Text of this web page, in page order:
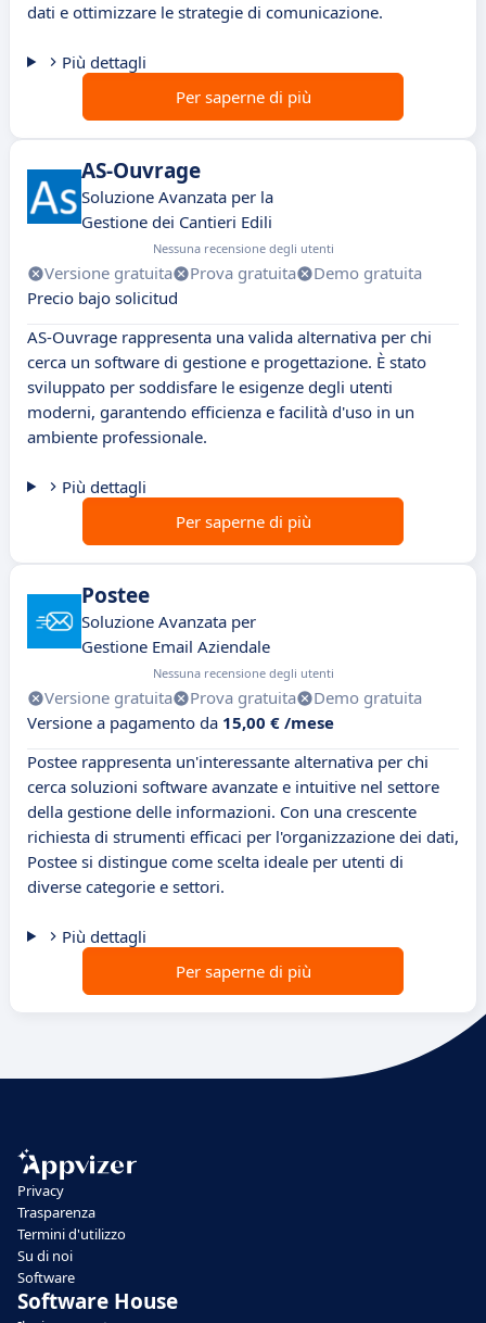
dati e ottimizzare le strategie di comunicazione.
Più dettagli
Per saperne di più
AS-Ouvrage
Soluzione Avanzata per la
Gestione dei Cantieri Edili
Nessuna recensione degli utenti
Versione gratuita Prova gratuita
Demo gratuita
Precio bajo solicitud
AS-Ouvrage rappresenta una valida alternativa per chi
cerca un software di gestione e progettazione. È stato
sviluppato per soddisfare le esigenze degli utenti
moderni, garantendo efficienza e facilità d'uso in un
ambiente professionale.
Più dettagli
Per saperne di più
Postee
Soluzione Avanzata per
Gestione Email Aziendale
Nessuna recensione degli utenti
Versione gratuita Prova gratuita
Demo gratuita
Versione a pagamento da 15,00 € /mese
Postee rappresenta un'interessante alternativa per chi
cerca soluzioni software avanzate e intuitive nel settore
della gestione delle informazioni. Con una crescente
richiesta di strumenti efficaci per l'organizzazione dei dati,
Postee si distingue come scelta ideale per utenti di
diverse categorie e settori.
Più dettagli
Per saperne di più
Privacy
Trasparenza
Termini d'utilizzo
Su di noi
Software
Software House